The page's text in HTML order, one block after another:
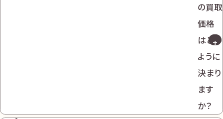
の買取
価格
はどの
ように
決まり
ます
か？